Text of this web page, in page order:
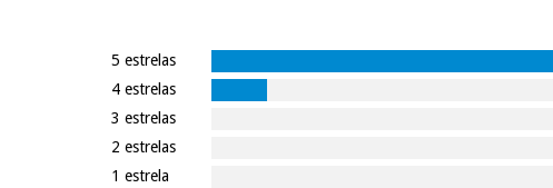
5 estrelas
4 estrelas
3 estrelas
2 estrelas
1 estrela